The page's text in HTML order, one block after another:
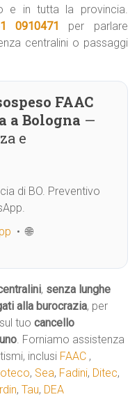
e in tutta la provincia.
0910471
per parlare
centralini o passaggi
FAAC
a Bologna —
e
di BO. Preventivo
• 🌐
, senza lunghe
alla burocrazia, per
sul tuocancello
. Forniamo assistenza
inclusi FAAC ,
, Sea, Fadini, Ditec,
,Tau, DEA